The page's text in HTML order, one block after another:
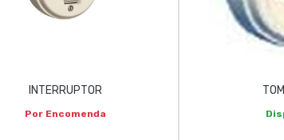
INTERRUPTOR
Por Encomenda